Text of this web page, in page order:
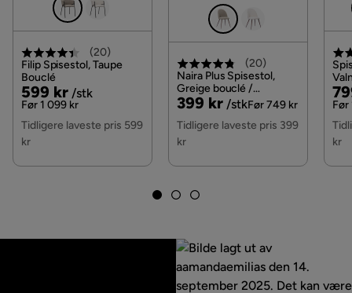
Fargenavn
Vaskbar
Garanti
Farge ben Svart
Vaskeanvisning Rengjør produktet med en fuktig klut
Fotskammel inkludert
L-formet
(20)
Filip Spisestol, Taupe
Bouclé
Pris
599 kr /stk
Original
Pris
Før 1 099 kr
Tidligere laveste pris 599
kr
(20)
Naira Plus Spisestol,
Greige bouclé /
Metallben valnøtt
Pris
399 kr /stk
Original
Pris
Før 749 kr
Tidligere laveste pris 399
kr
Før
kr